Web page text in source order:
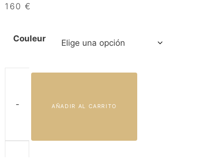
160 €
Couleur
- AÑADIR AL CARRITO